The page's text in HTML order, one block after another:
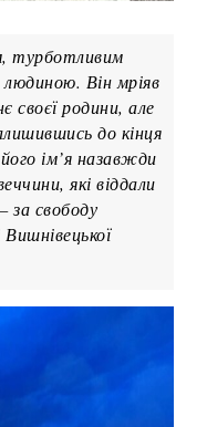
турботливим
Він мріяв
родини, але
до кінця
його ім’я назавжди
які віддали
свободу